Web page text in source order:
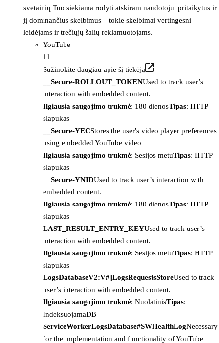
svetainių Tuo siekiama rodyti atskiram naudotojui pritaikytus ir
jį dominančius skelbimus – tokie skelbimai vertingesni
leidėjams ir trečiųjų šalių reklamuotojams.
YouTube
11
Sužinokite daugiau apie šį tiekėją
__Secure-ROLLOUT_TOKENUsed to track user’s
interaction with embedded content.
Ilgiausia saugojimo trukmė: 180 dienosTipas: HTTP
slapukas
__Secure-YECStores the user's video player preferences
using embedded YouTube video
Ilgiausia saugojimo trukmė: Sesijos metuTipas: HTTP
slapukas
__Secure-YNIDUsed to track user’s interaction with
embedded content.
Ilgiausia saugojimo trukmė: 180 dienosTipas: HTTP
slapukas
LAST_RESULT_ENTRY_KEYUsed to track user’s
interaction with embedded content.
Ilgiausia saugojimo trukmė: Sesijos metuTipas: HTTP
slapukas
LogsDatabaseV2:V#||LogsRequestsStoreUsed to track
user’s interaction with embedded content.
Ilgiausia saugojimo trukmė: NuolatinisTipas:
IndeksuojamaDB
ServiceWorkerLogsDatabase#SWHealthLogNecessary
for the implementation and functionality of YouTube